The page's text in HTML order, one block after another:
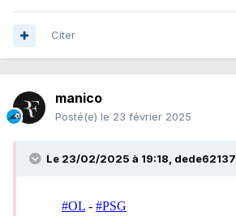
Citer
manico
Posté(e) le 23 février 2025
Le 23/02/2025 à 19:18, dede62137